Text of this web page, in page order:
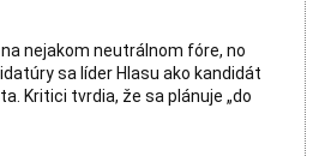
na nejakom neutrálnom fóre, no
sa líder Hlasu ako kandidát
Kritici tvrdia, že sa plánuje „do